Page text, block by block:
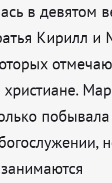
в девятом
Кирилл